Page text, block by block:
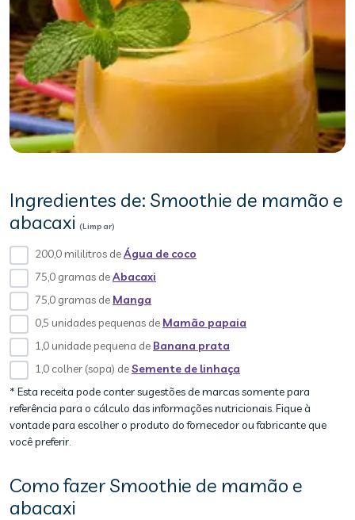
Ingredientes de: Smoothie de mamão e
abacaxi (Limpar)
200,0 mililitros deÁgua de coco
75,0 gramas deAbacaxi
75,0 gramas de Manga
0,5 unidades pequenas de Mamão papaia
1,0 unidade pequena de Banana prata
1,0 colher (sopa) deSemente de linhaça
* Esta receita pode conter sugestões de marcas somente para
referência para o cálculo das informações nutricionais. Fique à
vontade para escolher o produto do fornecedor ou fabricante que
você preferir.
Como fazer Smoothie de mamão e
abacaxi